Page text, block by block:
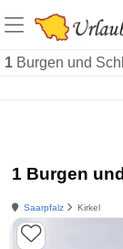
1 Burgen und
1 Burgen
Saarpfalz Kirkel